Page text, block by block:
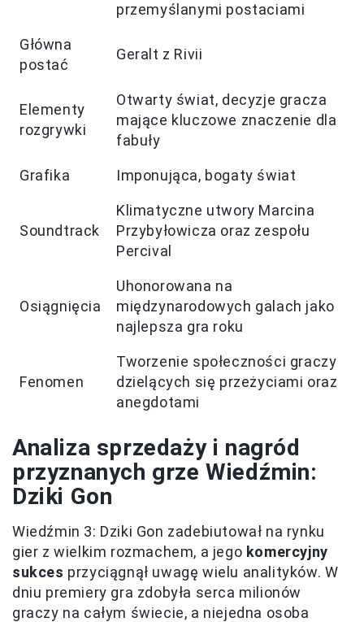
przemyślanymi postaciami
Główna
postać
Geralt z Rivii
Elementy
rozgrywki
Otwarty świat, decyzje gracza
mające kluczowe znaczenie dla
fabuły
Grafika Imponująca, bogaty świat
Soundtrack
Klimatyczne utwory Marcina
Przybyłowicza oraz zespołu
Percival
Osiągnięcia
Uhonorowana na
międzynarodowych galach jako
najlepsza gra roku
Fenomen
Tworzenie społeczności graczy
dzielących się przeżyciami oraz
anegdotami
Analiza sprzedaży i nagród
przyznanych grze Wiedźmin:
Dziki Gon
Wiedźmin 3: Dziki Gon zadebiutował na rynku
gier z wielkim rozmachem, a jego komercyjny
sukces przyciągnął uwagę wielu analityków. W
dniu premiery gra zdobyła serca milionów
graczy na całym świecie, a niejedna osoba